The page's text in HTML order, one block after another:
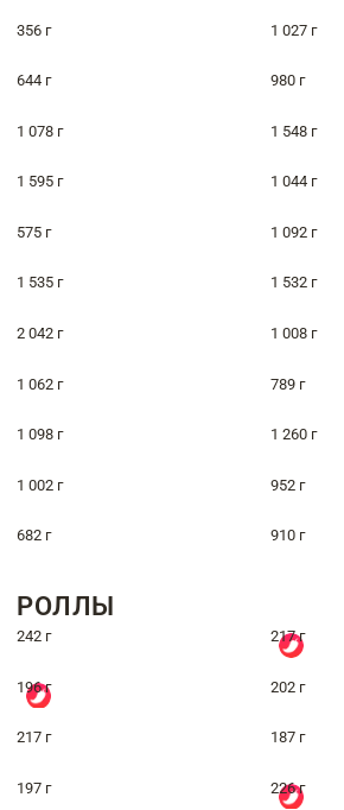
356 г 1 027 г
644 г 980 г
1 078 г 1 548 г
1 595 г 1 044 г
575 г 1 092 г
1 535 г 1 532 г
2 042 г 1 008 г
1 062 г 789 г
1 098 г 1 260 г
1 002 г 952 г
682 г 910 г
РОЛЛЫ
242 г 217 г
196 г 202 г
217 г 187 г
197 г 226 г